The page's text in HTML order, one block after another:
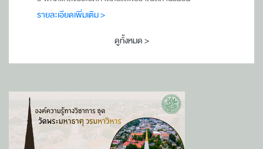
รายละเอียดเพิ่มเติม >
ดูทั้งหมด >